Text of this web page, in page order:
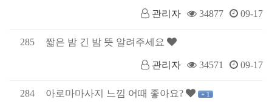
관리자 34877 09-17
285 짧은 밤 긴 밤 뜻 알려주세요
관리자 34571 09-17
284 아로마마사지 느낌 어때 좋아요? + 1